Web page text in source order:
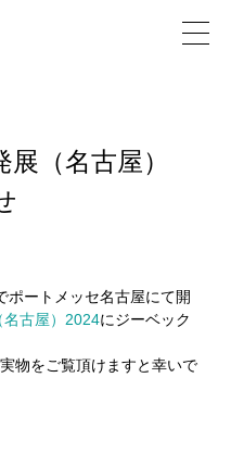
（名古屋）
ートメッセ名古屋にて開
名古屋）2024にジーベック
物をご覧頂けますと幸いで